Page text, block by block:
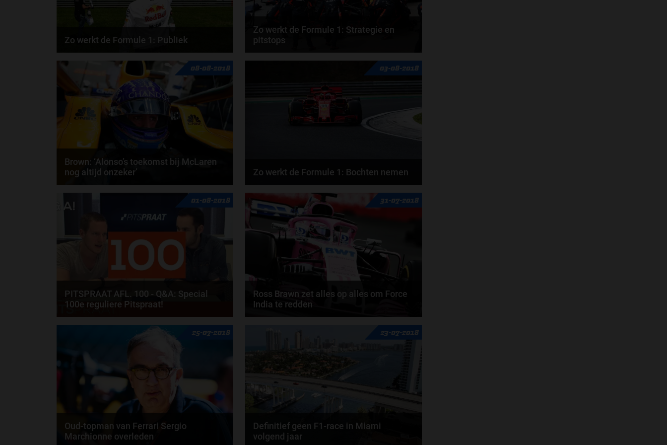
Zo werkt de Formule 1: Publiek
In het boek ‘Zo werkt de Formule 1’ legt Olav Mol het
een en ander uit over het publiek. Een...
Zo werkt de Formule 1: Strategie en
pitstops
In het boek ‘Zo werkt de Formule 1’ legt Olav Mol het
08-08-2018
Brown: ‘Alonso’s toekomst bij McLaren
nog altijd onzeker’
McLaren-teambaas Zak Brown zegt dat het nog
altijd niet zeker is of Fernando Alonso bij McLaren...
03-08-2018
Zo werkt de Formule 1: Bochten nemen
In het boek ‘Zo werkt de Formule 1’ legt Olav Mol het
een en ander uit over bochten...
01-08-2018
PITSPRAAT AFL. 100 - Q&A: Special
100e reguliere Pitspraat!
Elke woensdag na een Grand Prix-weekend maken
we graag ruimte voor de heren van Pitspraat. Deze
31-07-2018
Ross Brawn zet alles op alles om Force
India te redden
Het voortbestaan van Force India is in gevaar. De
renstal is door de rechter in Londen onder...
25-07-2018
Oud-topman van Ferrari Sergio
Marchionne overleden
23-07-2018
Definitief geen F1-race in Miami
volgend jaar